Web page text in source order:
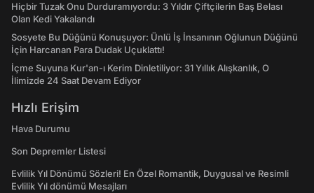
Hiçbir Tuzak Onu Durduramıyordu: 3 Yıldır Çiftçilerin Baş Belası
Olan Kedi Yakalandı
Sosyete Bu Düğünü Konuşuyor: Ünlü İş İnsanının Oğlunun Düğünü
İçin Harcanan Para Dudak Uçuklattı!
İçme Suyuna Kur'an-ı Kerim Dinletiliyor: 31 Yıllık Alışkanlık, O
İlimizde 24 Saat Devam Ediyor
Hızlı Erişim
Hava Durumu
Son Depremler Listesi
Evlilik Yıl Dönümü Sözleri! En Özel Romantik, Duygusal ve Resimli
Evlilik Yıl dönümü Mesajları